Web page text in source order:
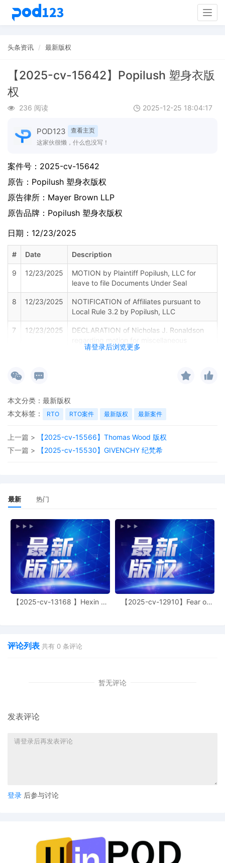
头条资讯 最新版权
【2025-cv-15642】Popilush 塑身衣版
权
236 阅读 2025-12-25 18:04:17
POD123
查看主页
这家伙很懒，什么也没写！
请登录后浏览更多
案件号： 2025-cv-15642
原告： Popilush 塑身衣版权
原告律所：Mayer Brown LLP
原告品牌： Popilush 塑身衣版权
日期：12/23/2025
# Date Description
9 12/23/2025
MOTION by Plaintiff Popilush, LLC for
leave to file Documents Under Seal
8 12/23/2025
NOTIFICATION of Affiliates pursuant to
Local Rule 3.2 by Popilush, LLC
7 12/23/2025
DECLARATION of Nicholas J. Ronaldson
relief[5] (Declaration in Support of Motion
relief[5] (Memorandum of Law in Support
of Motion for Leave to Serve Defendants
5 12/23/2025
MOTION by Plaintiff Popilush, LLC for
Popilush, LLC by Nicholas James
Ronaldson
12/23/2025 CIVIL Cover Sheet
12/23/2025
SEALED DOCUMENT by Plaintiff Popilush,
LLC (Plaintiff Popilush LLC's Complaint for
Patent Infringement, Copyright
Infringement, False Designation of Origin,
本文分类： 最新版权
本文标签：
RTO RTO案件 最新版权 最新案件
上一篇 >
【2025-cv-15566】Thomas Wood 版权
下一篇 >
【2025-cv-15530】GIVENCHY 纪梵希
最新 热门
【2025-cv-13168 】Hexin 塑
【2025-cv-12910】Fear of
评论列表 共有 0 条评论
暂无评论
发表评论
登录 后参与讨论